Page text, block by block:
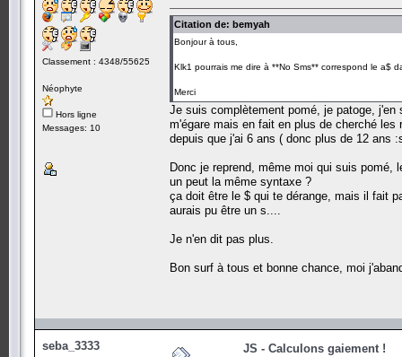
Classement : 4348/55625
Néophyte
Hors ligne
Messages: 10
Citation de: bemyah
Bonjour à tous,
Klk1 pourrais me dire à **No Sms** correspond le a$
Merci
Je suis complètement pomé, je patoge,
m'égare mais en fait en plus de cherché
depuis que j'ai 6 ans ( donc plus de 12 ans
Donc je reprend, même moi qui suis
un peut la même syntaxe ?
ça doit être le $ qui te dérange, mais il fait
aurais pu être un s....
Je n'en dit pas plus.
Bon surf à tous et bonne chance, moi
seba_3333 JS - Calculons gaiement !